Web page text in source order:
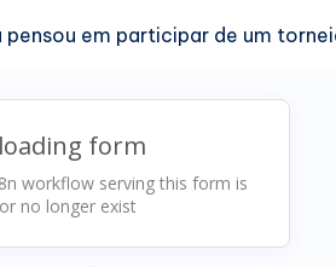
em participar de um